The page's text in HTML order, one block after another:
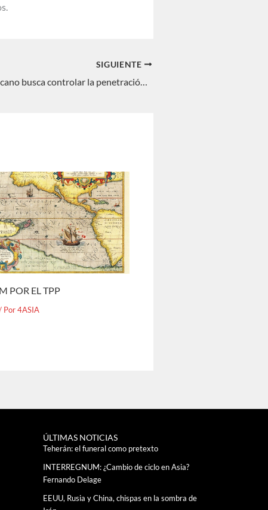
SIGUIENTE
POR EL TPP
Por4ASIA
ÚLTIMAS NOTICIAS
Teherán: el funeral como pretexto
INTERREGNUM: ¿Cambio de ciclo en Asia?
Fernando Delage
EEUU, Rusia y China, chispas en la sombra de